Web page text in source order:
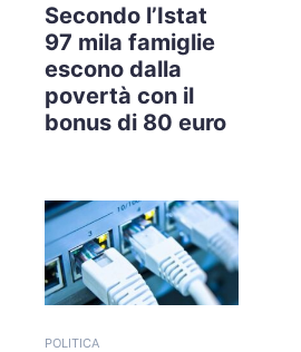
Secondo l’Istat
97 mila famiglie
escono dalla
povertà con il
bonus di 80 euro
POLITICA